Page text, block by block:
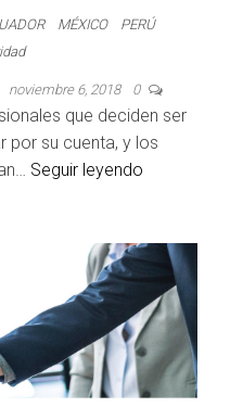
MÉXICO
PERÚ
noviembre 6, 2018 0
que deciden ser
por su cuenta, y los
Seguir leyendo